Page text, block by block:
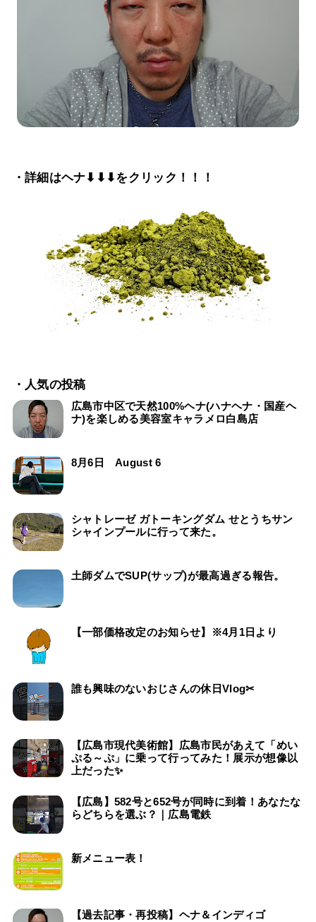
・詳細はヘナ⬇⬇⬇をクリック！！！
・人気の投稿
広島市中区で天然100%ヘナ(ハナヘナ・国産ヘ
ナ)を楽しめる美容室キャラメロ白島店
8月6日 August 6
シャトレーゼ ガトーキングダム せとうちサン
シャインプールに行って来た。
土師ダムでSUP(サップ)が最高過ぎる報告。
【一部価格改定のお知らせ】※4月1日より
誰も興味のないおじさんの休日Vlog✂
【広島市現代美術館】広島市民があえて「めい
ぷる～ぷ」に乗って行ってみた！展示が想像以
上だった✨
【広島】582号と652号が同時に到着！あなたな
らどちらを選ぶ？｜広島電鉄
新メニュー表！
【過去記事・再投稿】ヘナ＆インディゴ